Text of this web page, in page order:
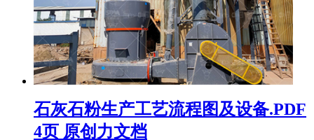
石灰石粉生产工艺流程图及设备.PDF
4页 原创力文档